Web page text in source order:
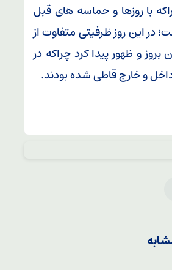
با روزها و حماسه های قبل
در این روز ظرفیتی متفاوت از
بروز و ظهور پیدا کرد چراکه در
و خارج قاطی شده بودند.